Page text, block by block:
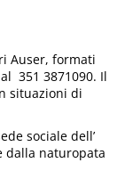
Auser, formati
351 3871090. Il
situazioni di
sociale dell’
dalla naturopata